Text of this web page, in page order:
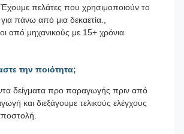
πελάτες που χρησιμοποιούν το
πάνω από μια δεκαετία.,
από μηχανικούς με 15+ χρόνια
την ποιότητα;
δείγματα προ παραγωγής πριν από
και διεξάγουμε τελικούς ελέγχους